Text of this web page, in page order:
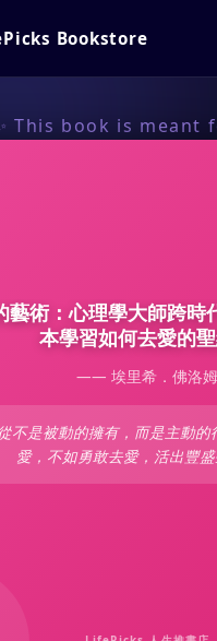
Bookstore
This book is meant
藝術：心理學大師跨時
本學習如何去愛的
—— 埃里希．佛洛姆
不是被動的擁有，而是主動的
愛，不如勇敢去愛，活出豐盛